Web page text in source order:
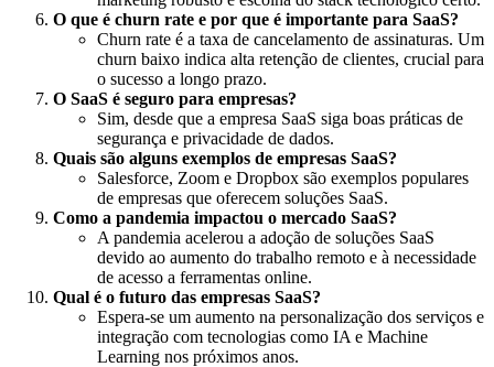
O que é churn rate e por que é importante para SaaS?
Churn rate é a taxa de cancelamento de assinaturas. Um
churn baixo indica alta retenção de clientes, crucial para
o sucesso a longo prazo.
O SaaS é seguro para empresas?
Sim, desde que a empresa SaaS siga boas práticas de
segurança e privacidade de dados.
Quais são alguns exemplos de empresas SaaS?
Salesforce, Zoom e Dropbox são exemplos populares
de empresas que oferecem soluções SaaS.
Como a pandemia impactou o mercado SaaS?
A pandemia acelerou a adoção de soluções SaaS
devido ao aumento do trabalho remoto e à necessidade
de acesso a ferramentas online.
Qual é o futuro das empresas SaaS?
Espera-se um aumento na personalização dos serviços e
integração com tecnologias como IA e Machine
Learning nos próximos anos.